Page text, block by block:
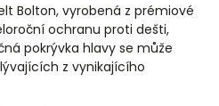
Bolton, vyrobená z prémiové
ochranu proti dešti,
pokrývka hlavy se může
z vynikajícího